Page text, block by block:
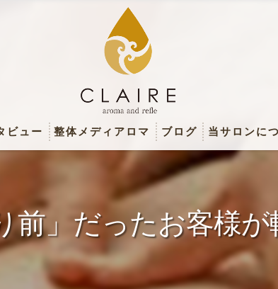
ビュー 整体メディアロマ ブログ 当サロンに
アロマテラ
フェイシャル
前」だったお客様